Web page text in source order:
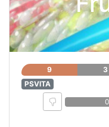
9 3
PSVITA